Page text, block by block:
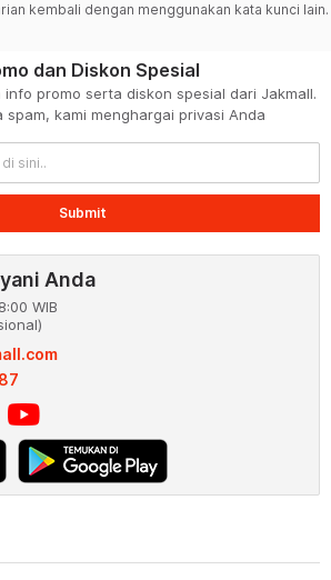
kembali dengan menggunakan kata kunci lain.
dan Diskon Spesial
info promo serta diskon spesial dari Jakmall.
spam, kami menghargai privasi Anda
Submit
Anda
WIB